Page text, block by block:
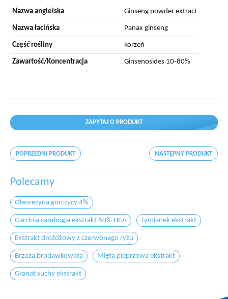
Nazwa angielska Ginseng powder extract
Nazwa łacińska Panax ginseng
Część rośliny korzeń
Zawartość/Koncentracja Ginsenosides 10-80%
ZAPYTAJ O PRODUKT
POPRZEDNI PRODUKT NASTĘPNY PRODUKT
Polecamy
Oleorezyna gorczycy 4%
Garcinia cambogia ekstrakt 60% HCA Tymianek ekstrakt
Ekstrakt drożdżowy z czerwonego ryżu
Brzoza brodawkowata Mięta pieprzowa ekstrakt
Granat suchy ekstrakt